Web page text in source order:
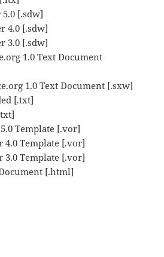
[.sdw]
4.0 [.sdw]
3.0 [.sdw]
1.0 Text Document
1.0 Text Document [.sxw]
[.txt]
Template [.vor]
4.0 Template [.vor]
3.0 Template [.vor]
[.html]